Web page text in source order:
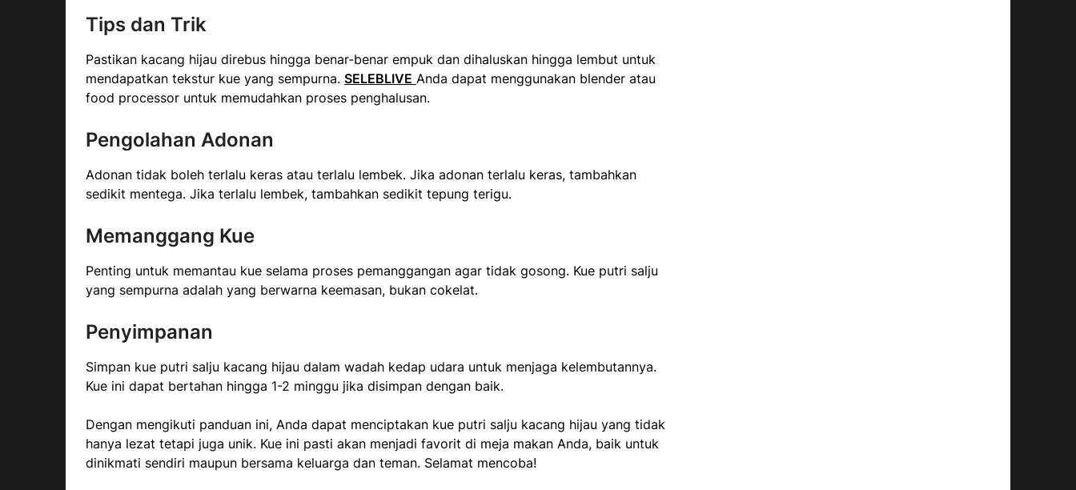
Tips dan Trik
Pastikan kacang hijau direbus hingga benar-benar empuk dan dihaluskan hingga lembut untuk
mendapatkan tekstur kue yang sempurna. SELEBLIVE Anda dapat menggunakan blender atau
food processor untuk memudahkan proses penghalusan.
Pengolahan Adonan
Adonan tidak boleh terlalu keras atau terlalu lembek. Jika adonan terlalu keras, tambahkan
sedikit mentega. Jika terlalu lembek, tambahkan sedikit tepung terigu.
Memanggang Kue
Penting untuk memantau kue selama proses pemanggangan agar tidak gosong. Kue putri salju
yang sempurna adalah yang berwarna keemasan, bukan cokelat.
Penyimpanan
Simpan kue putri salju kacang hijau dalam wadah kedap udara untuk menjaga kelembutannya.
Kue ini dapat bertahan hingga 1-2 minggu jika disimpan dengan baik.
Dengan mengikuti panduan ini, Anda dapat menciptakan kue putri salju kacang hijau yang tidak
hanya lezat tetapi juga unik. Kue ini pasti akan menjadi favorit di meja makan Anda, baik untuk
dinikmati sendiri maupun bersama keluarga dan teman. Selamat mencoba!